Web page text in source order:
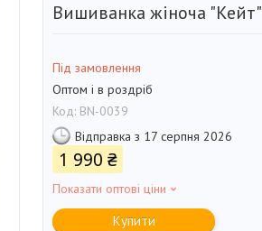
Вишиванка жіноча
Під замовлення
Оптом і в роздріб
Код: BN-0039
Відправка з 17 серпня 2026
1 990 ₴
Показати оптові ціни
Купити